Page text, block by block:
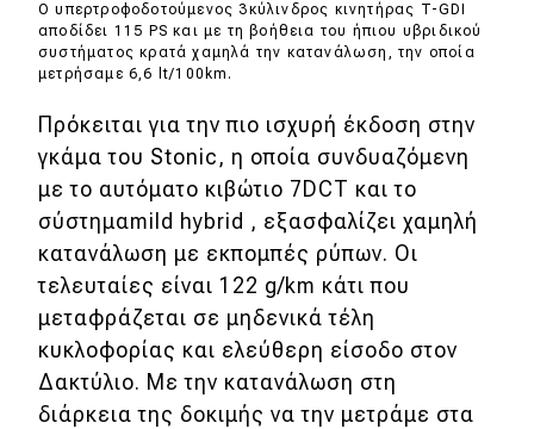
Ο υπερτροφοδοτούμενος 3κύλινδρος κινητήρας T-GDI
αποδίδει 115 PS και με τη βοήθεια του ήπιου υβριδικού
συστήματος κρατά χαμηλά την κατανάλωση, την οποία
μετρήσαμε 6,6 lt/100km.
Πρόκειται για την πιο ισχυρή έκδοση στην
γκάμα του Stonic, η οποία συνδυαζόμενη
με το αυτόματο κιβώτιο 7DCT και το
σύστημαmild hybrid , εξασφαλίζει χαμηλή
κατανάλωση με εκπομπές ρύπων. Οι
τελευταίες είναι 122 g/km κάτι που
μεταφράζεται σε μηδενικά τέλη
κυκλοφορίας και ελεύθερη είσοδο στον
Δακτύλιο. Με την κατανάλωση στη
διάρκεια της δοκιμής να την μετράμε στα